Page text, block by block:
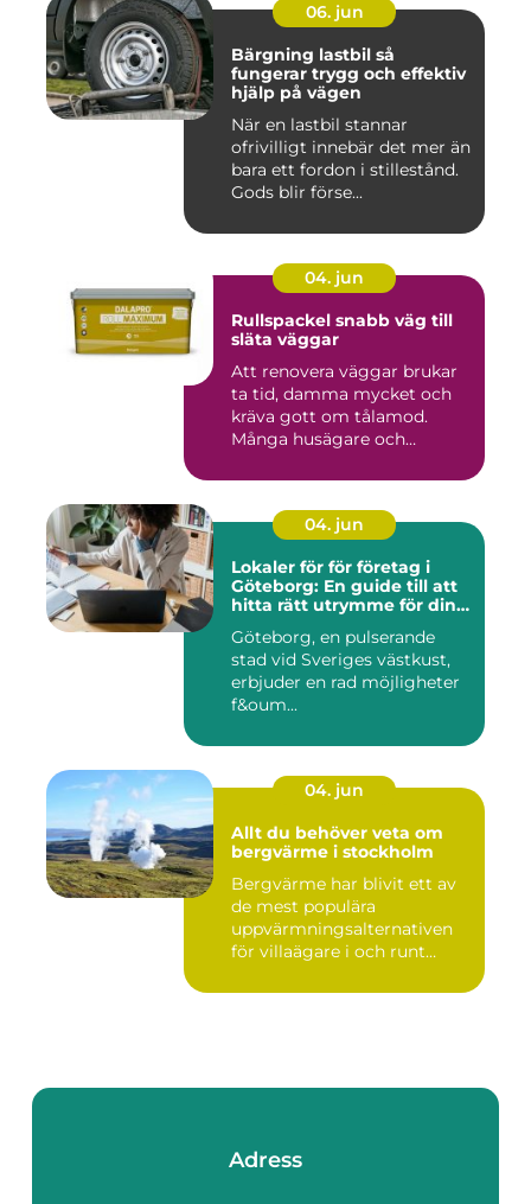
06. jun
Bärgning lastbil så
fungerar trygg och effektiv
hjälp på vägen
När en lastbil stannar
ofrivilligt innebär det mer än
bara ett fordon i stillestånd.
Gods blir förse...
04. jun
Rullspackel snabb väg till
släta väggar
Att renovera väggar brukar
ta tid, damma mycket och
kräva gott om tålamod.
Många husägare och
04. jun
Lokaler för för företag i
Göteborg: En guide till att
hitta rätt utrymme för din
Göteborg, en pulserande
stad vid Sveriges västkust,
erbjuder en rad möjligheter
f&oum...
04. jun
Allt du behöver veta om
bergvärme i stockholm
Bergvärme har blivit ett av
de mest populära
uppvärmningsalternativen
för villaägare i och runt
Adress